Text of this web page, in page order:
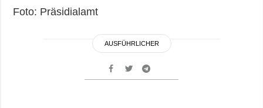
Foto: Präsidialamt
AUSFÜHRLICHER